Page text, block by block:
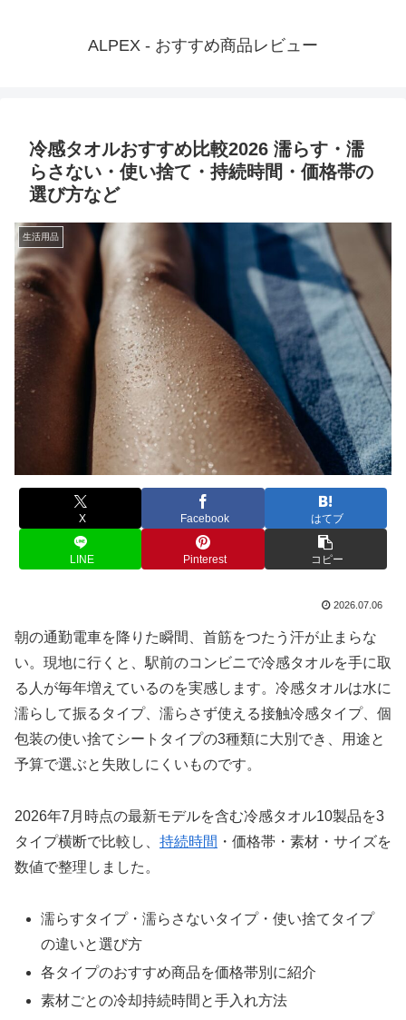
ALPEX - おすすめ商品レビュー
冷感タオルおすすめ比較2026 濡らす・濡
らさない・使い捨て・持続時間・価格帯の
選び方など
生活用品
X Facebook はてブ
LINE Pinterest コピー
2026.07.06
朝の通勤電車を降りた瞬間、首筋をつたう汗が止まらな
い。現地に行くと、駅前のコンビニで冷感タオルを手に取
る人が毎年増えているのを実感します。冷感タオルは水に
濡らして振るタイプ、濡らさず使える接触冷感タイプ、個
包装の使い捨てシートタイプの3種類に大別でき、用途と
予算で選ぶと失敗しにくいものです。
2026年7月時点の最新モデルを含む冷感タオル10製品を3
タイプ横断で比較し、 持続時間 ・価格帯・素材・サイズを
数値で整理しました。
濡らすタイプ・濡らさないタイプ・使い捨てタイプ
の違いと選び方
各タイプのおすすめ商品を価格帯別に紹介
素材ごとの冷却持続時間と手入れ方法